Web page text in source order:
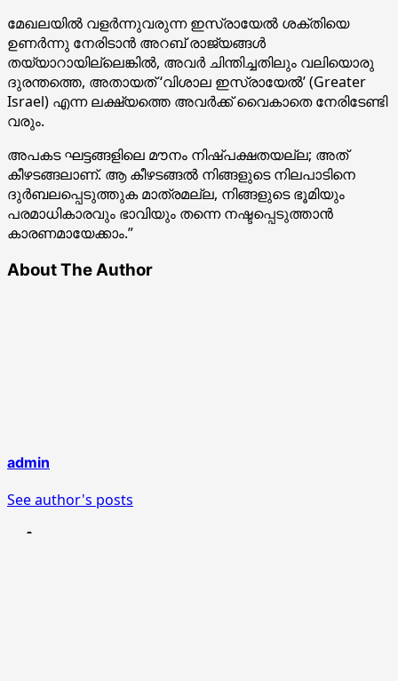
മേഖലയിൽ വളർന്നുവരുന്ന ഇസ്രായേൽ ശക്തിയെ
ഉണർന്നു നേരിടാൻ അറബ് രാജ്യങ്ങൾ
തയ്യാറായില്ലെങ്കിൽ, അവർ ചിന്തിച്ചതിലും വലിയൊരു
ദുരന്തത്തെ, അതായത് ‘വിശാല ഇസ്രായേൽ’ (Greater
Israel) എന്ന ലക്ഷ്യത്തെ അവർക്ക് വൈകാതെ നേരിടേണ്ടി
വരും.
അപകട ഘട്ടങ്ങളിലെ മൗനം നിഷ്പക്ഷതയല്ല; അത്
കീഴടങ്ങലാണ്. ആ കീഴടങ്ങൽ നിങ്ങളുടെ നിലപാടിനെ
ദുർബലപ്പെടുത്തുക മാത്രമല്ല, നിങ്ങളുടെ ഭൂമിയും
പരമാധികാരവും ഭാവിയും തന്നെ നഷ്ടപ്പെടുത്താൻ
കാരണമായേക്കാം.”
About The Author
admin
See author's posts